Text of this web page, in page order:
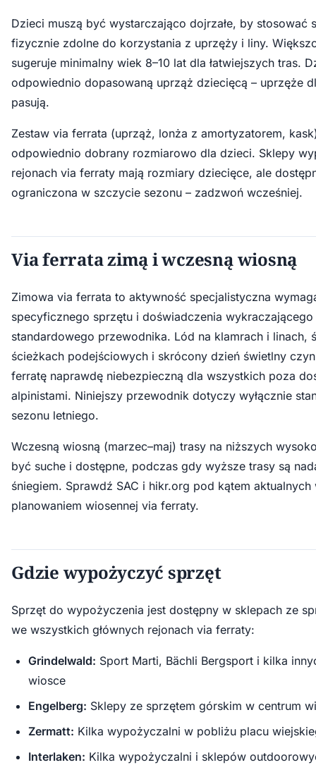
Dzieci muszą być wystarczająco dojrzałe, by stosować
fizycznie zdolne do korzystania z uprzęży i liny.
sugeruje minimalny wiek 8–10 lat dla łatwiejszych tras.
odpowiednio dopasowaną uprząż dziecięcą – uprzęże
pasują.
Zestaw via ferrata (uprząż, lonża z amortyzatorem,
odpowiednio dobrany rozmiarowo dla dzieci. Sklepy
rejonach via ferraty mają rozmiary dziecięce, ale
ograniczona w szczycie sezonu – zadzwoń wcześniej.
Via ferrata zimą i wczesną wiosną
Zimowa via ferrata to aktywność specjalistyczna
specyficznego sprzętu i doświadczenia
standardowego przewodnika. Lód na klamrach i linach,
ścieżkach podejściowych i skrócony dzień świetlny
ferratę naprawdę niebezpieczną dla wszystkich poza
alpinistami. Niniejszy przewodnik dotyczy wyłącznie
sezonu letniego.
Wczesną wiosną (marzec–maj) trasy na niższych
być suche i dostępne, podczas gdy wyższe trasy są
śniegiem. Sprawdź SAC i hikr.org pod kątem
planowaniem wiosennej via ferraty.
Gdzie wypożyczyć sprzęt
Sprzęt do wypożyczenia jest dostępny w sklepach ze
we wszystkich głównych rejonach via ferraty:
Grindelwald: Sport Marti, Bächli Bergsport i kilka
wiosce
Engelberg: Sklepy ze sprzętem górskim w centrum
Zermatt: Kilka wypożyczalni w pobliżu placu
Interlaken: Kilka wypożyczalni i sklepów